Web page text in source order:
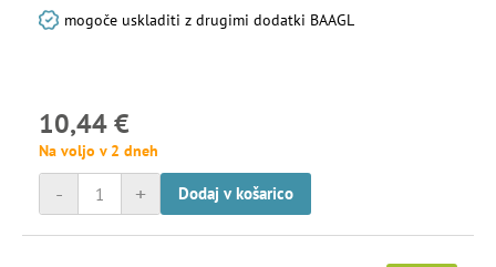
mogoče uskladiti z drugimi dodatki BAAGL
10,44 €
Na voljo v 2 dneh
+
- Dodaj v košarico